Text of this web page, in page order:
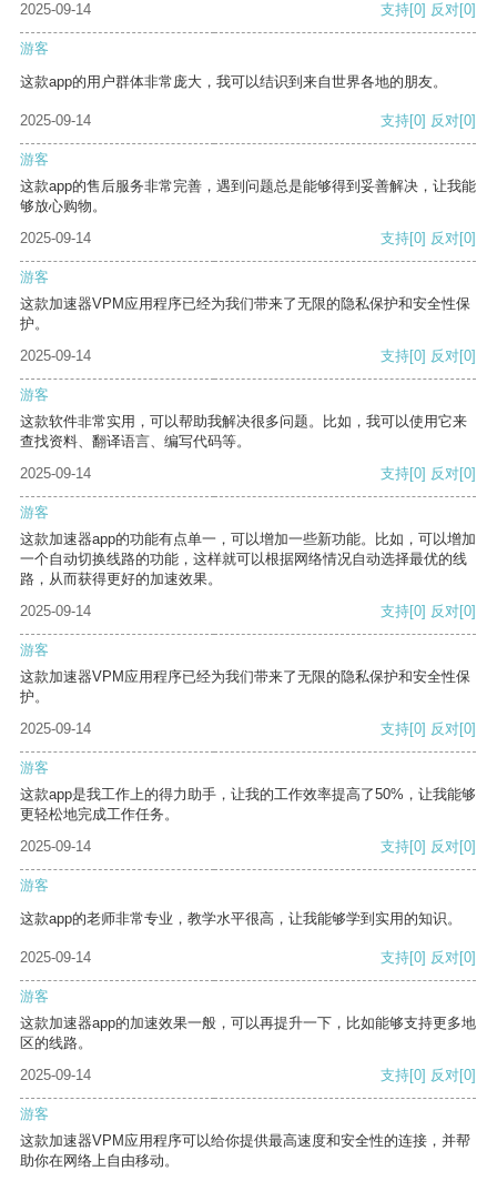
2025-09-14 支持[0] 反对[0]
游客
这款app的用户群体非常庞大，我可以结识到来自世界各地的朋友。
2025-09-14 支持[0] 反对[0]
游客
这款app的售后服务非常完善，遇到问题总是能够得到妥善解决，让我能
够放心购物。
2025-09-14
支持[0] 反对[0]
游客
这款加速器VPM应用程序已经为我们带来了无限的隐私保护和安全性保
护。
2025-09-14
支持[0] 反对[0]
游客
这款软件非常实用，可以帮助我解决很多问题。比如，我可以使用它来
查找资料、翻译语言、编写代码等。
2025-09-14
支持[0] 反对[0]
游客
这款加速器app的功能有点单一，可以增加一些新功能。比如，可以增加
一个自动切换线路的功能，这样就可以根据网络情况自动选择最优的线
路，从而获得更好的加速效果。
2025-09-14
支持[0] 反对[0]
游客
这款加速器VPM应用程序已经为我们带来了无限的隐私保护和安全性保
护。
2025-09-14
支持[0] 反对[0]
游客
这款app是我工作上的得力助手，让我的工作效率提高了50%，让我能够
更轻松地完成工作任务。
2025-09-14
支持[0] 反对[0]
游客
这款app的老师非常专业，教学水平很高，让我能够学到实用的知识。
2025-09-14 支持[0] 反对[0]
游客
这款加速器app的加速效果一般，可以再提升一下，比如能够支持更多地
区的线路。
2025-09-14
支持[0] 反对[0]
游客
这款加速器VPM应用程序可以给你提供最高速度和安全性的连接，并帮
助你在网络上自由移动。